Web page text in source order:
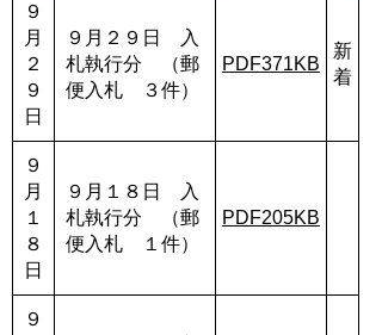
９
月
２
９
日
９月２９日 入
札執行分 （郵
便入札 ３件）
PDF371KB
新
着
９
月
１
８
日
９月１８日 入
札執行分 （郵
便入札 １件）
PDF205KB
９